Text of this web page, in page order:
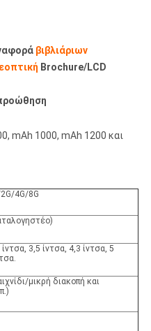
βιβλιάριων
Brochure/LCD
mAh 1000, mAh 1200 και
4G/8G
3,5 ίντσα, 4,3 ίντσα, 5
μικρή διακοπή και